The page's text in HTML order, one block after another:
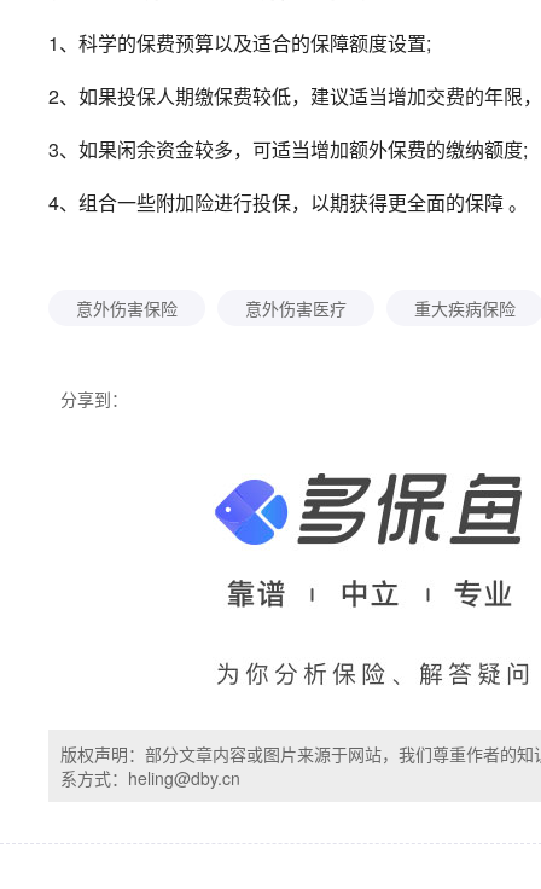
1、科学的保费预算以及适合的保障额度设置;
2、如果投保人期缴保费较低，建议适当增加交费的年限
3、如果闲余资金较多，可适当增加额外保费的缴纳额度;
4、组合一些附加险进行投保，以期获得更全面的保障 。
版权声明：部分文章内容或图片来源于网站，我们尊重作者的
系方式：heling@dby.cn
分享到：
意外伤害保险 意外伤害医疗 重大疾病保险